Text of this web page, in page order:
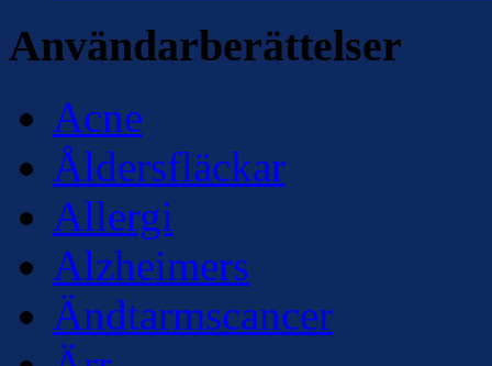
Användarberättelser
Acne
Åldersfläckar
Allergi
Alzheimers
Ändtarmscancer